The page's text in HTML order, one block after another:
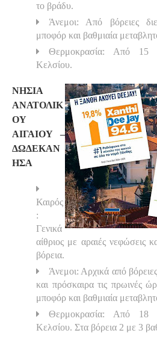
το βράδυ.
Άνεμοι: Από βόρειες
μποφόρ και βαθμιαία
Θερμοκρασία: Από 15
Κελσίου.
ΝΗΣΙΑ
ΑΝΑΤΟΛΙΚ
ΟΥ
ΑΙΓΑΙΟΥ –
ΔΩΔΕΚΑΝ
ΗΣΑ
Καιρός
:
Γενικά
αίθριος με αραιές νεφώσεις
βόρεια.
Άνεμοι: Αρχικά από
και πρόσκαιρα τις πρωινές
μποφόρ και βαθμιαία
Θερμοκρασία: Από 18
Κελσίου. Στα βόρεια 2 με 3